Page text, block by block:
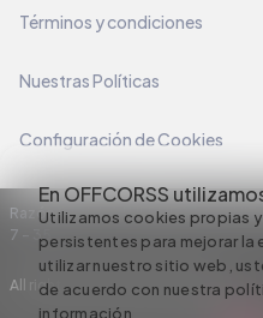
En OFFCORSS
Utilizamos cookies propias
persistentes para mejorar la
utilizar nuestro sitio web,
de acuerdo con nuestra
información
Términos y condiciones
Nuestras Políticas
Configuración de Cookies
Razón Social: C.I HERMECO S.A.
7 – 35
All rights reserved empowered by